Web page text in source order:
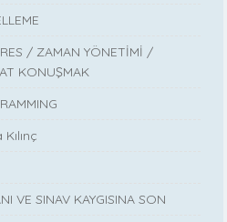
/ ZAMAN YÖNETİMİ /
KONUŞMAK
VE SINAV KAYGISINA SON